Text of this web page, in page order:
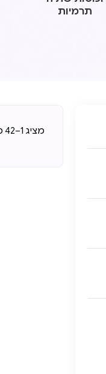
תרמיות
מציג 1–42 מתוך 63 תוצאות